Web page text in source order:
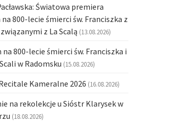
Światowa premiera
800-lecie śmierci św. Franciszka z
z La Scalą (13.08.2026)
800-lecie śmierci św. Franciszka i
w Radomsku (15.08.2026)
Kameralne 2026 (16.08.2026)
na rekolekcje u Sióstr Klarysek w
(18.08.2026)